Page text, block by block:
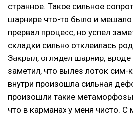
странное. Такое сильное
шарнире что-то было и
прервал процесс, но успел
складки сильно отклеилась
Закрыл, оглядел шарнир, вроде
заметил, что вылез лоток сим-
внутри произошла сильная
произошли такие
что в карманах у меня чисто. С